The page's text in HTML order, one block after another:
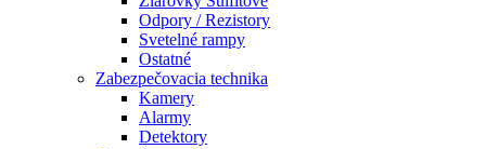
Odpory / Rezistory
Svetelné rampy
Ostatné
Zabezpečovacia technika
Kamery
Alarmy
Detektory